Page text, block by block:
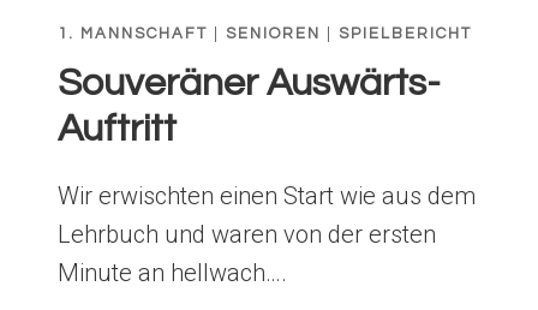
1. MANNSCHAFT SENIOREN SPIELBERICHT
Souveräner Auswärts-
Auftritt
Wir erwischten einen Start wie aus dem
Lehrbuch und waren von der ersten
Minute an hellwach….